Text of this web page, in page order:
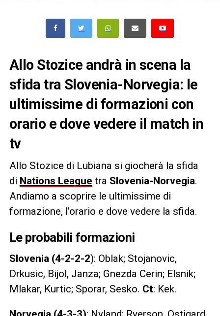
Allo Stozice andrà in scena la
sfida tra Slovenia-Norvegia: le
ultimissime di formazioni con
orario e dove vedere il match in
tv
Allo Stozice di Lubiana si giocherà la sfida
di Nations League tra Slovenia-Norvegia.
Andiamo a scoprire le ultimissime di
formazione, l’orario e dove vedere la sfida.
Le probabili formazioni
Slovenia (4-2-2-2): Oblak; Stojanovic,
Drkusic, Bijol, Janza; Gnezda Cerin; Elsnik;
Mlakar, Kurtic; Sporar, Sesko. Ct: Kek.